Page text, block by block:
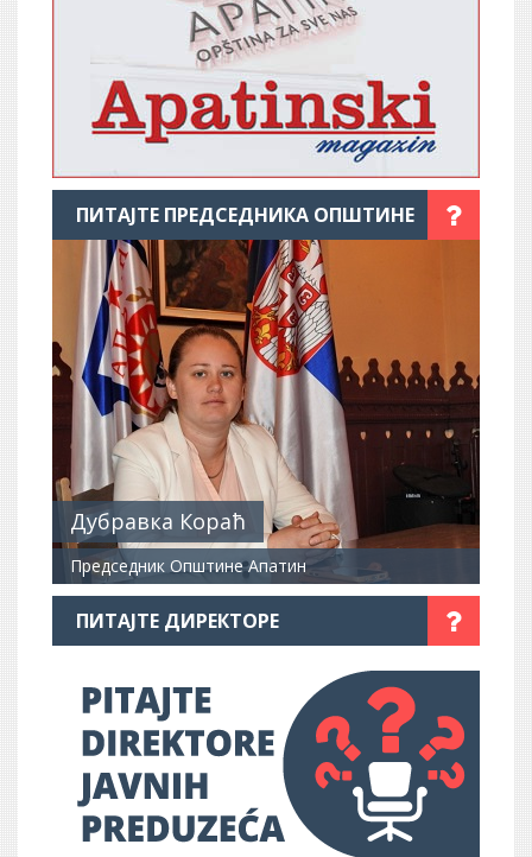
ПИТАЈТЕ ПРЕДСЕДНИКА ОПШТИНЕ
Дубравка Кораћ
Председник Општине Апатин
ПИТАЈТЕ ДИРЕКТОРЕ